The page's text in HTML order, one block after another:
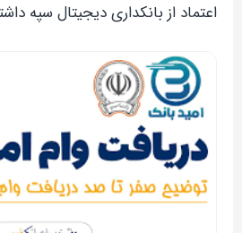
اعتماد از بانکداری دیجیتال سپه